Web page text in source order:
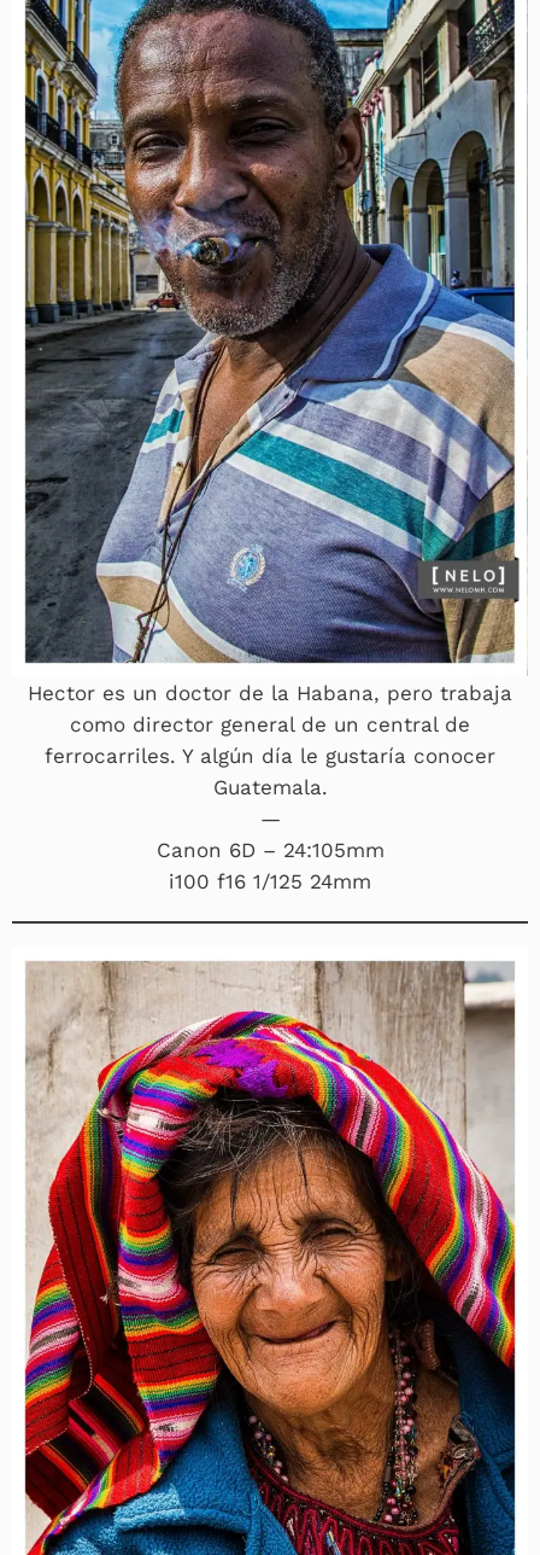
Hector es un doctor de la Habana, pero trabaja
como director general de un central de
ferrocarriles. Y algún día le gustaría conocer
Guatemala.
—
Canon 6D – 24:105mm
i100 f16 1/125 24mm